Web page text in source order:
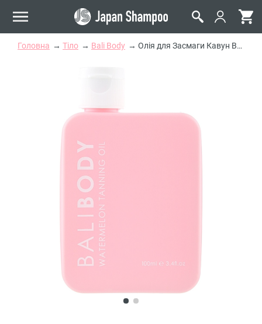
Головна Тіло Bali Body Олія для Засмаги Кавун Bali Body Watermelon Tanning Oil